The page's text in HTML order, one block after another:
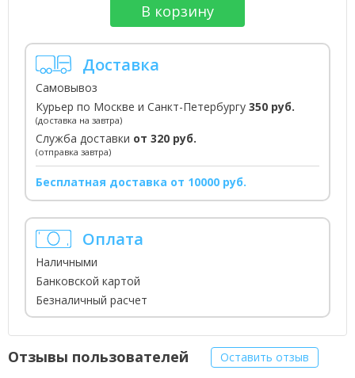
В корзину
Доставка
Самовывоз
Курьер по Москве и Санкт-Петербургу 350 руб.
(доставка на завтра)
Служба доставки от 320 руб.
(отправка завтра)
Бесплатная доставка от 10000 руб.
Оплата
Наличными
Банковской картой
Безналичный расчет
Отзывы пользователей Оставить отзыв